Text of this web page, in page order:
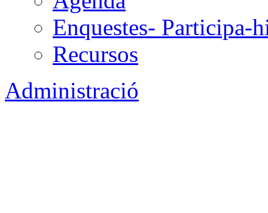
Enquestes- Participa-
Recursos
Administració